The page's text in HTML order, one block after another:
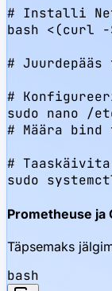
# Installi
bash <(curl
#
#
sudo nano /
# Määra
#
sudo
Prometheuse ja
Täpsemaks
bash